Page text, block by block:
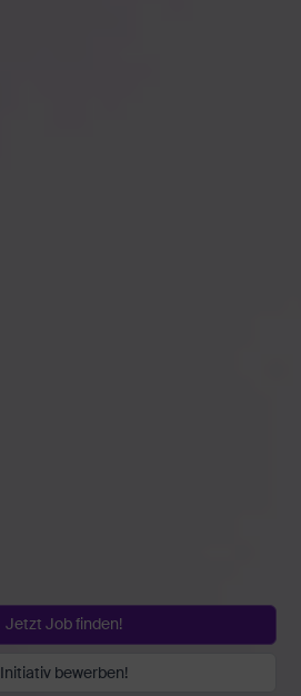
Jetzt Job finden!
Initiativ bewerben!